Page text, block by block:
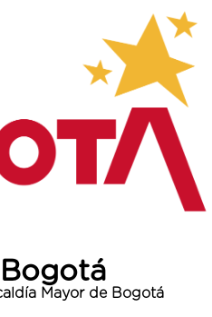
Mayor de Bogotá